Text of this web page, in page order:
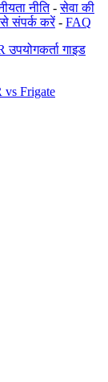
नीति-सेवा की
संपर्क करें- FAQ
गाइड
vs Frigate